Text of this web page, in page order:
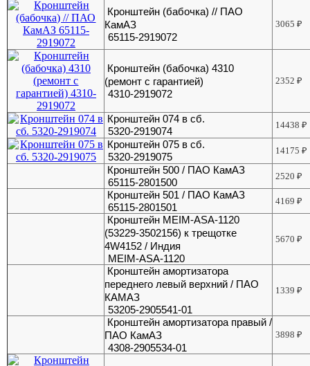
Кронштейн (бабочка) // ПАО
КамАЗ
65115-2919072
3065₽
Кронштейн (бабочка) 4310
(ремонт с гарантией)
4310-2919072
2352₽
Кронштейн 074 в сб.
5320-2919074
14438₽
Кронштейн 075 в сб.
5320-2919075
14175₽
Кронштейн 500 / ПАО КамАЗ
65115-2801500
2520₽
Кронштейн 501 / ПАО КамАЗ
65115-2801501
4169₽
Кронштейн MEIM-ASA-1120
(53229-3502156) к трещотке
4W4152 / Индия
MEIM-ASA-1120
5670₽
Кронштейн амортизатора
переднего левый верхний / ПАО
КАМАЗ
53205-2905541-01
1339₽
Кронштейн амортизатора правый /
ПАО КамАЗ
4308-2905534-01
3898₽